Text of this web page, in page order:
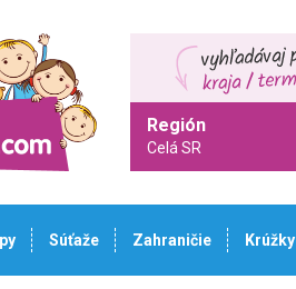
Región
Celá SR
Súťaže Zahraničie Krúžky